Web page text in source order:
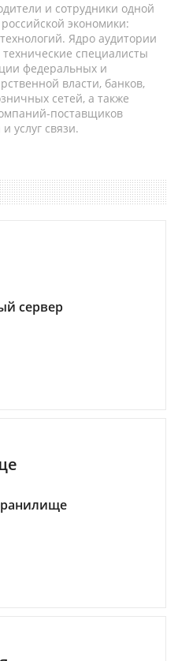
и сотрудники одной
экономики:
Ядро аудитории
специалисты
федеральных и
власти, банков,
сетей, а также
поставщиков
услуг связи.
сервер